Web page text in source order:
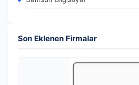
Son Eklenen Firmalar